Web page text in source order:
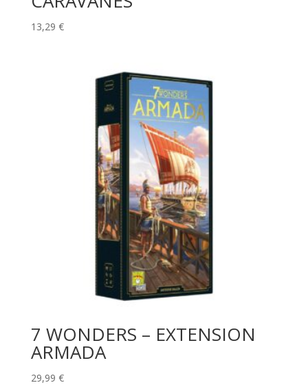
13,29 €
7 WONDERS – EXTENSION
ARMADA
29,99 €